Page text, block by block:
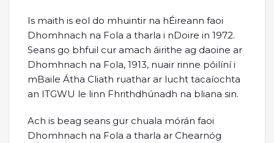
Is maith is eol do mhuintir na hÉireann faoi
Dhomhnach na Fola a tharla i nDoire in 1972.
Seans go bhfuil cur amach áirithe ag daoine ar
Dhomhnach na Fola, 1913, nuair rinne póilíní i
mBaile Átha Cliath ruathar ar lucht tacaíochta
an ITGWU le linn Fhrithdhúnadh na bliana sin.
Ach is beag seans gur chuala mórán faoi
Dhomhnach na Fola a tharla ar Chearnóg